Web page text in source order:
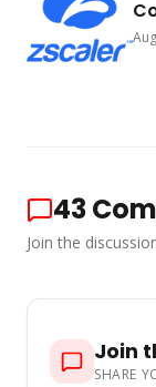
43
Join the
Join
SHARE